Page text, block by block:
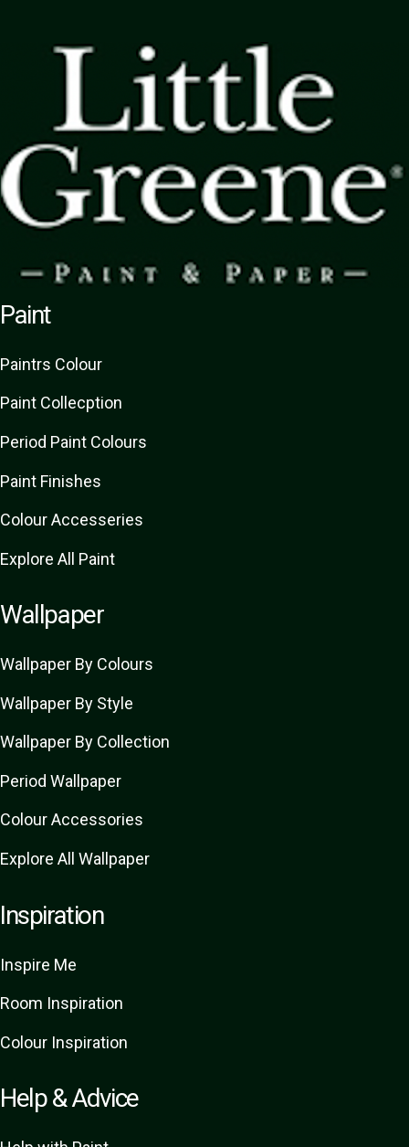
Paint
Paintrs Colour
Paint Collecption
Period Paint Colours
Paint Finishes
Colour Accesseries
Explore All Paint
Wallpaper
Wallpaper By Colours
Wallpaper By Style
Wallpaper By Collection
Period Wallpaper
Colour Accessories
Explore All Wallpaper
Inspiration
Inspire Me
Room Inspiration
Colour Inspiration
Help & Advice